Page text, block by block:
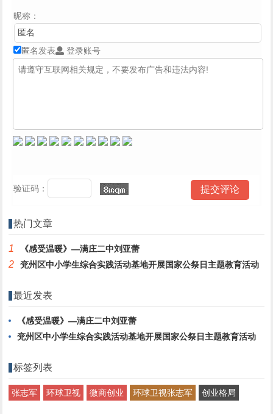
昵称：
匿名发表 登录账号
验证码：
热门文章
1 《感受温暖》—满庄二中刘亚蕾
2 兖州区中小学生综合实践活动基地开展国家公祭日主题教育活动
最近发表
《感受温暖》—满庄二中刘亚蕾
兖州区中小学生综合实践活动基地开展国家公祭日主题教育活动
标签列表
张志军 环球卫视 微商创业 环球卫视张志军 创业格局